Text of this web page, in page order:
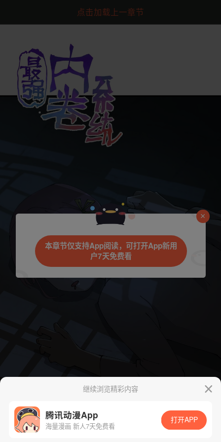
点击加载上一章节
App免费看
继续浏览精彩内容
腾讯动漫App
海量漫画 新人7天免费看
打开APP
本章节仅支持App阅读，可打开App新用
户7天免费看